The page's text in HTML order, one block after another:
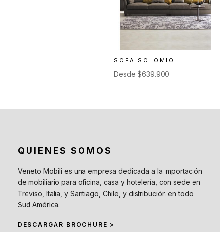
SOFÁ SOLOMIO
Desde$639.900
QUIENES SOMOS
Veneto Mobili es una empresa dedicada a la importación
de mobiliario para oficina, casa y hotelería, con sede en
Treviso, Italia, y Santiago, Chile, y distribución en todo
Sud América.
DESCARGAR BROCHURE >